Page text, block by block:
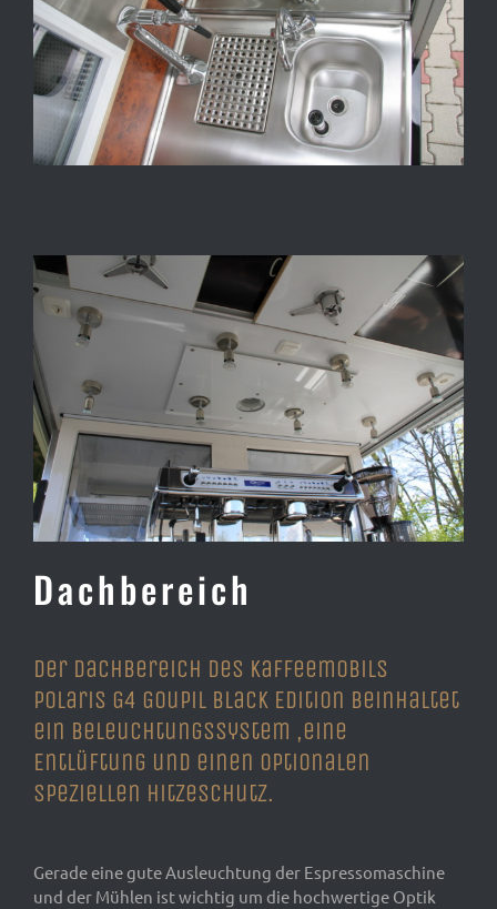
Dachbereich
Der Dachbereich des Kaffeemobils
Polaris G4 Goupil Black Edition beinhaltet
ein Beleuchtungssystem ,eine
Entlüftung und einen optionalen
speziellen Hitzeschutz.
Gerade eine gute Ausleuchtung der Espressomaschine
und der Mühlen ist wichtig um die hochwertige Optik